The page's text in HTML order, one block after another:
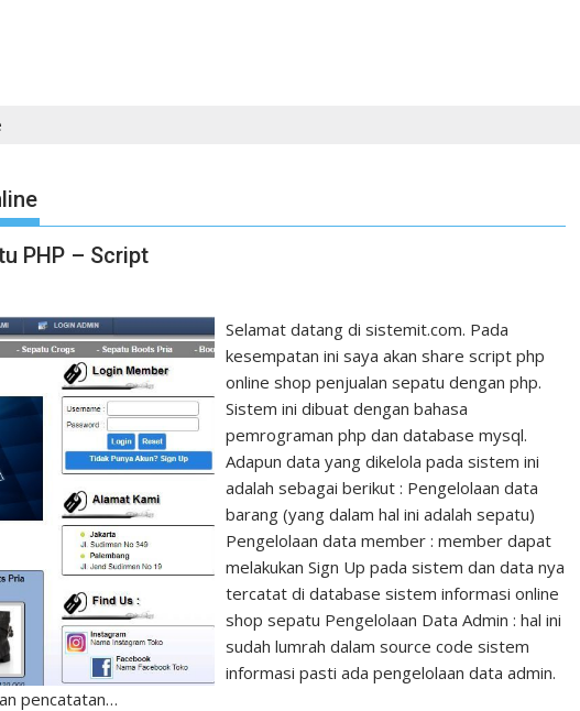
PHP – Script
Selamat datang di sistemit.com. Pada
kesempatan ini saya akan share script php
online shop penjualan sepatu dengan php.
Sistem ini dibuat dengan bahasa
pemrograman php dan database mysql.
Adapun data yang dikelola pada sistem ini
adalah sebagai berikut : Pengelolaan data
barang (yang dalam hal ini adalah sepatu)
Pengelolaan data member : member dapat
melakukan Sign Up pada sistem dan data nya
tercatat di database sistem informasi online
shop sepatu Pengelolaan Data Admin : hal ini
sudah lumrah dalam source code sistem
informasi pasti ada pengelolaan data admin.
pencatatan…